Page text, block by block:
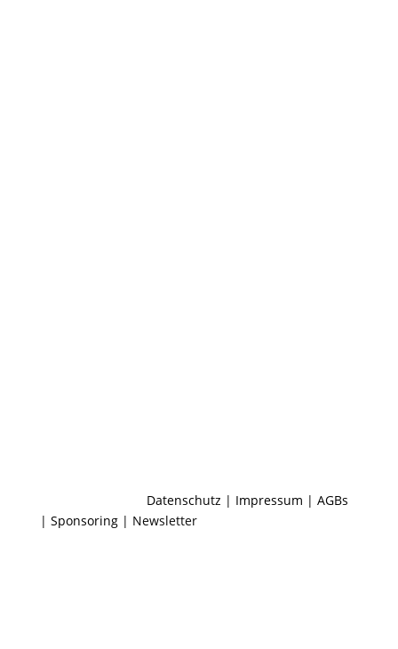
Datenschutz | Impressum | AGBs
| Sponsoring| Newsletter